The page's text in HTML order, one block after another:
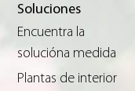
Soluciones
Encuentra la
solucióna medida
Plantas de interior